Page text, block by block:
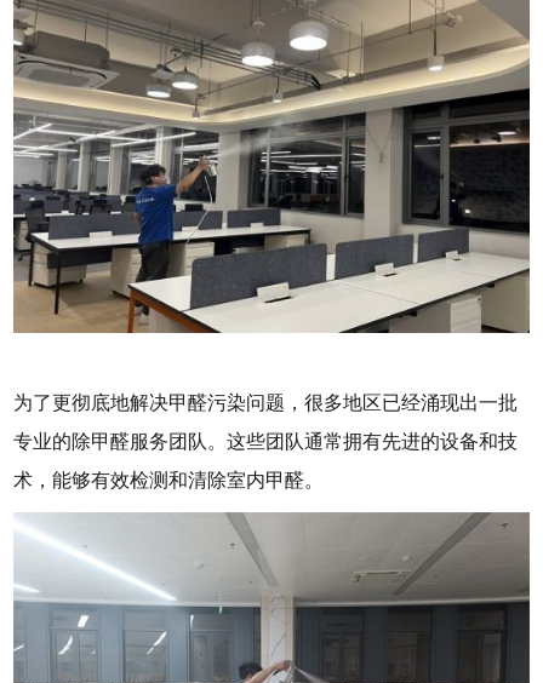
为了更彻底地解决甲醛污染问题，很多地区已经涌现出一批
专业的除甲醛服务团队。这些团队通常拥有先进的设备和技
术，能够有效检测和清除室内甲醛。